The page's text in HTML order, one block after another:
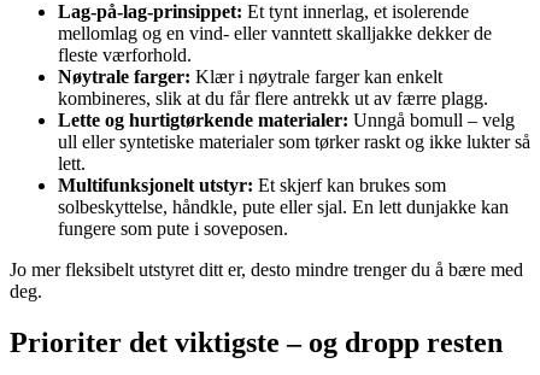
Lag-på-lag-prinsippet: Et tynt innerlag, et isolerende
mellomlag og en vind- eller vanntett skalljakke dekker de
fleste værforhold.
Nøytrale farger: Klær i nøytrale farger kan enkelt
kombineres, slik at du får flere antrekk ut av færre plagg.
Lette og hurtigtørkende materialer: Unngå bomull – velg
ull eller syntetiske materialer som tørker raskt og ikke lukter så
lett.
Multifunksjonelt utstyr: Et skjerf kan brukes som
solbeskyttelse, håndkle, pute eller sjal. En lett dunjakke kan
fungere som pute i soveposen.
Jo mer fleksibelt utstyret ditt er, desto mindre trenger du å bære med
deg.
Prioriter det viktigste – og dropp resten